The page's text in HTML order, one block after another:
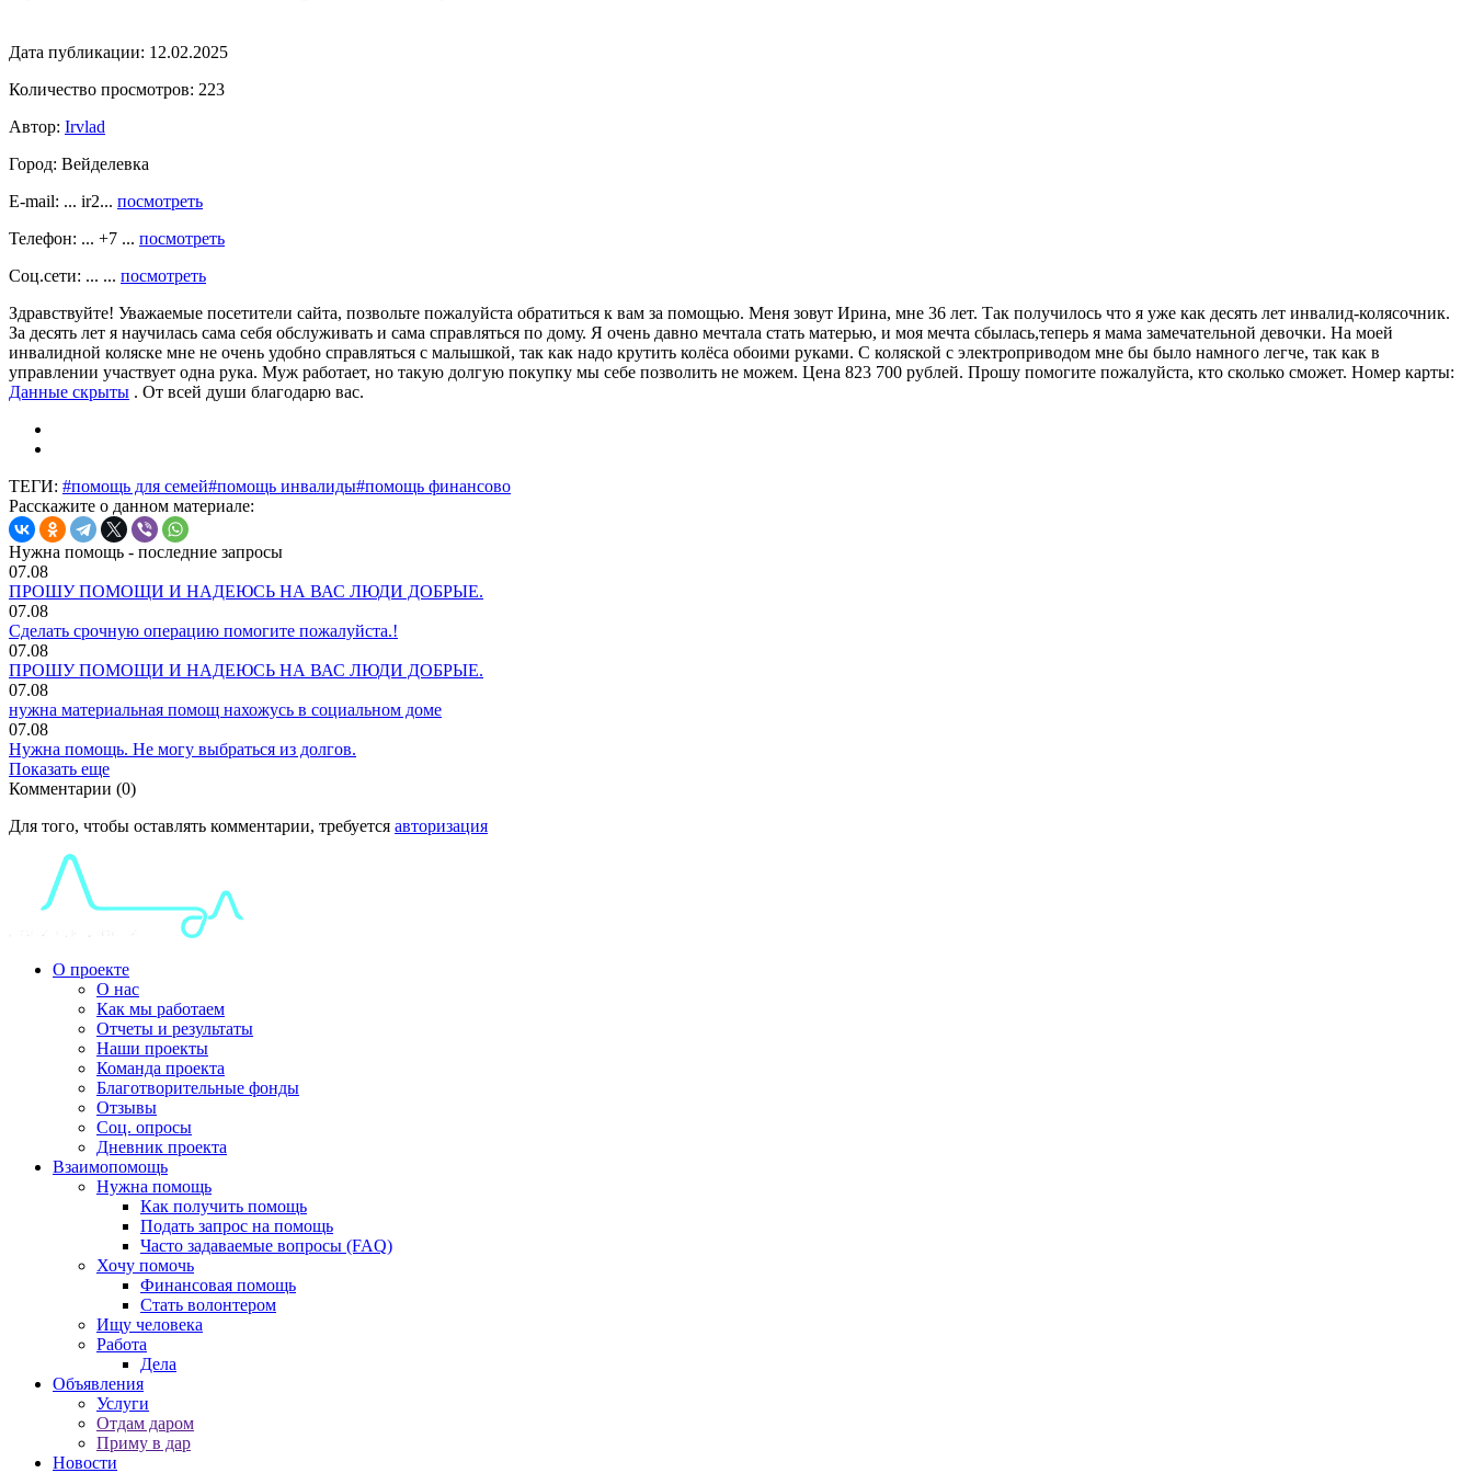
Дата публикации: 12.02.2025
Количество просмотров: 223
Автор: Irvlad
Город: Вейделевка
E-mail: ... ir2... посмотреть
Телефон: ... +7 ... посмотреть
Соц.сети: ... ... посмотреть
Здравствуйте! Уважаемые посетители сайта, позвольте пожалуйста обратиться к вам за помощью. Меня зовут Ирина, мне 36 лет. Так получилось что я уже как десять лет инвалид-колясочник.
За десять лет я научилась сама себя обслуживать и сама справляться по дому. Я очень давно мечтала стать матерью, и моя мечта сбылась,теперь я мама замечательной девочки. На моей
инвалидной коляске мне не очень удобно справляться с малышкой, так как надо крутить колёса обоими руками. С коляской с электроприводом мне бы было намного легче, так как в
управлении участвует одна рука. Муж работает, но такую долгую покупку мы себе позволить не можем. Цена 823 700 рублей. Прошу помогите пожалуйста, кто сколько сможет. Номер карты:
Данные скрыты . От всей души благодарю вас.
ТЕГИ: #помощь для семей#помощь инвалиды#помощь финансово
Расскажите о данном материале:
Нужна помощь - последние запросы
07.08
ПРОШУ ПОМОЩИ И НАДЕЮСЬ НА ВАС ЛЮДИ ДОБРЫЕ.
07.08
Сделать срочную операцию помогите пожалуйста.!
07.08
ПРОШУ ПОМОЩИ И НАДЕЮСЬ НА ВАС ЛЮДИ ДОБРЫЕ.
07.08
нужна материальная помощ нахожусь в социальном доме
07.08
Нужна помощь. Не могу выбраться из долгов.
Показать еще
Комментарии (0)
Для того, чтобы оставлять комментарии, требуется авторизация
О проекте
О нас
Как мы работаем
Отчеты и результаты
Наши проекты
Команда проекта
Благотворительные фонды
Отзывы
Соц. опросы
Дневник проекта
Взаимопомощь
Нужна помощь
Как получить помощь
Подать запрос на помощь
Часто задаваемые вопросы (FAQ)
Хочу помочь
Финансовая помощь
Стать волонтером
Ищу человека
Работа
Дела
Объявления
Услуги
Отдам даром
Приму в дар
Новости